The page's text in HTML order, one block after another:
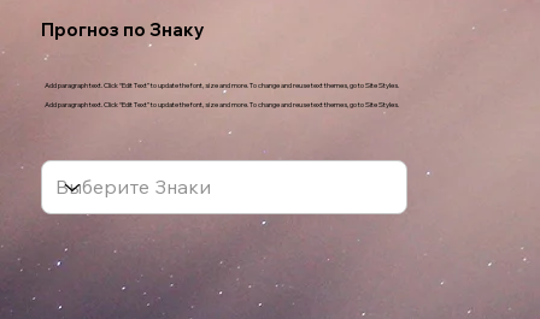
Прогноз по Знаку
Add paragraph text. Click “Edit Text” to update the font, size and more. To change and reuse text themes, go to Site Styles.
Add paragraph text. Click “Edit Text” to update the font, size and more. To change and reuse text themes, go to Site Styles.